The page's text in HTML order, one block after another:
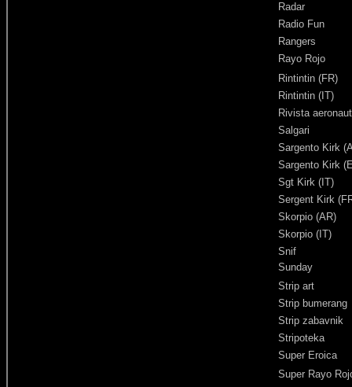
Radar
Radio Fun
Rangers
Rayo Rojo
Rintintin (FR)
Rintintin (IT)
Rivista
Salgari
Sargento Kirk
Sargento Kirk
Sgt Kirk (IT)
Sergent Kirk
Skorpio (AR)
Skorpio (IT)
Snif
Sunday
Strip art
Strip bumerang
Strip zabavnik
Stripoteka
Super Eroica
Super Rayo